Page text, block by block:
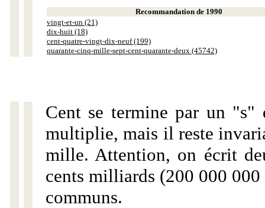
Recommandation de 1990
vingt-et-un (21)
dix-huit (18)
cent-quatre-vingt-dix-neuf (199)
quarante-cinq-mille-sept-cent-quarante-deux (45742)
Cent se termine par un "s"
multiplie, mais il reste
mille. Attention, on écrit
cents milliards (200 000
communs.